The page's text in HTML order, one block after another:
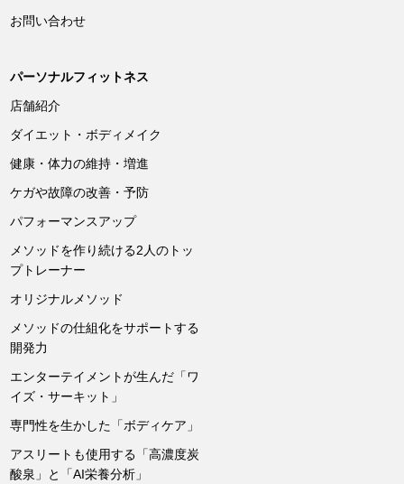
お問い合わせ
パーソナルフィットネス
店舗紹介
ダイエット・ボディメイク
健康・体力の維持・増進
ケガや故障の改善・予防
パフォーマンスアップ
メソッドを作り続ける2人のトッ
プトレーナー
オリジナルメソッド
メソッドの仕組化をサポートする
開発力
エンターテイメントが生んだ「ワ
イズ・サーキット」
専門性を生かした「ボディケア」
アスリートも使用する「高濃度炭
酸泉」と「AI栄養分析」